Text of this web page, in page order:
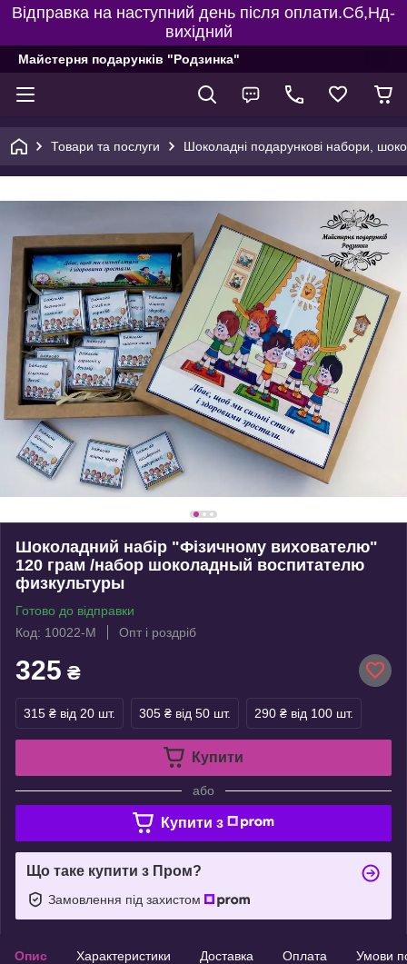
Відправка на наступний день після оплати.Сб,Нд-
вихідний
Майстерня подарунків "Родзинка"
Товари та послуги Шоколадні подарункові набори,
Шоколадний набір "Фізичному вихователю"
120 грам /набор шоколадный воспитателю
физкультуры
Готово до відправки
Код: 10022-М
Опт і роздріб
325 ₴
315 ₴ від 20 шт. 305 ₴ від 50 шт. 290 ₴ від 100 шт.
Купити
або
Купити з
Що таке купити з Пром?
Замовлення під захистом
Опис Характеристики Доставка Оплата Умови